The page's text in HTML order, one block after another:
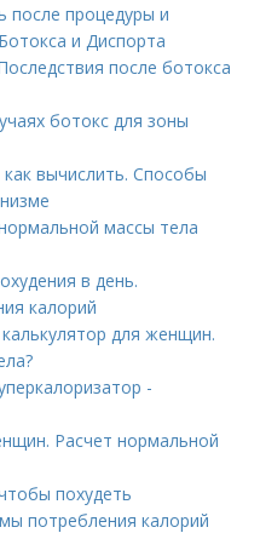
после процедуры и
и Диспорта
после ботокса
ботокс для зоны
вычислить. Способы
массы тела
в день.
калорий
для женщин.
-
Расчет нормальной
похудеть
потребления калорий